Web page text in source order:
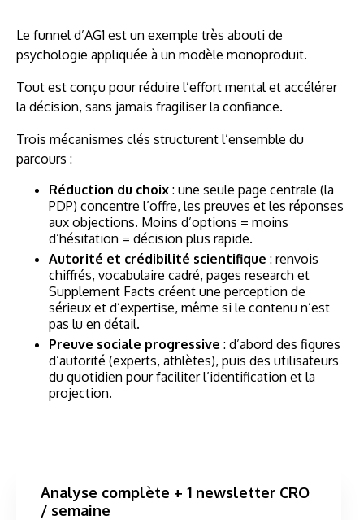
Le funnel d’AG1 est un exemple très abouti de
psychologie appliquée à un modèle monoproduit.
Tout est conçu pour réduire l’effort mental et accélérer
la décision, sans jamais fragiliser la confiance.
Trois mécanismes clés structurent l’ensemble du
parcours :
Réduction du choix : une seule page centrale (la
PDP) concentre l’offre, les preuves et les réponses
aux objections. Moins d’options = moins
d’hésitation = décision plus rapide.
Autorité et crédibilité scientifique : renvois
chiffrés, vocabulaire cadré, pages research et
Supplement Facts créent une perception de
sérieux et d’expertise, même si le contenu n’est
pas lu en détail.
Preuve sociale progressive : d’abord des figures
d’autorité (experts, athlètes), puis des utilisateurs
du quotidien pour faciliter l’identification et la
projection.
Analyse complète + 1 newsletter CRO
/ semaine